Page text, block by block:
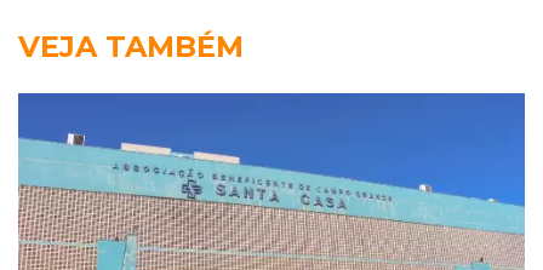
VEJA TAMBÉM